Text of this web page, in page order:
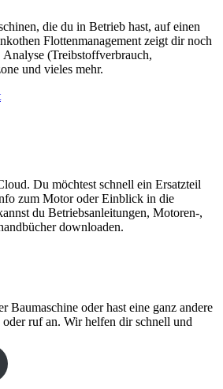
die du in Betrieb hast, auf einen
Flottenmanagement zeigt dir noch
(Treibstoffverbrauch,
und vieles mehr.
Du möchtest schnell ein Ersatzteil
zum Motor oder Einblick in die
du Betriebsanleitungen, Motoren-,
downloaden.
Baumaschine oder hast eine ganz andere
oder ruf an. Wir helfen dir schnell und